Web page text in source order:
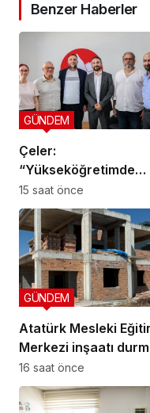
Benzer Haberler
Çeler:
“Yükseköğretimde
günü kurtaran değil,
geleceği planlayan
politikalara ihtiyaç
GÜNDEM
15 saat önce
Atatürk Mesleki
Merkezi inşaatı
noktasında!
GÜNDEM
16 saat önce